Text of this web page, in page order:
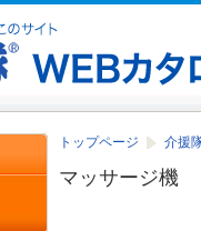
トップページ 介援
マッサージ機